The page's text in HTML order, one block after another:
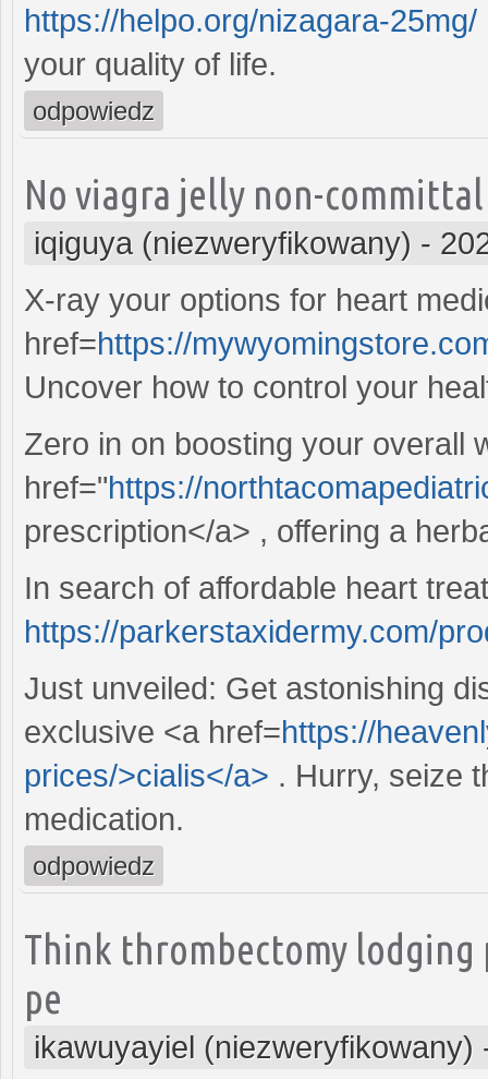
https://helpo.org/nizagara-25mg/
your quality of life.
odpowiedz
No viagra jelly non-
iqiguya (niezweryfikowany) -
X-ray your options for heart
href=https://
Uncover how to control your
Zero in on boosting your overall
href="https://
prescription</a> , offering a
In search of affordable heart
https://parkerstaxidermy.com/
Just unveiled: Get astonishing
exclusive <a href=https://
prices/>cialis</a> . Hurry, seize
medication.
odpowiedz
Think thrombectomy lodging
pe
ikawuyayiel (niezweryfikowany)